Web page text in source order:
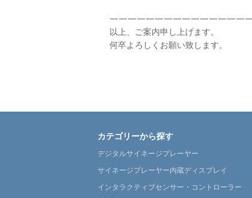
以上、ご案内申し上げます。
何卒よろしくお願い致します。
カテゴリーから探す
デジタルサイネージプレーヤー
サイネージプレーヤー内蔵ディスプレイ
インタラクティブセンサー・コントローラー